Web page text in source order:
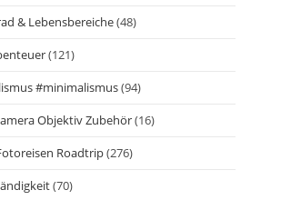
& Lebensbereiche(48)
(121)
#minimalismus(94)
Objektiv Zubehör(16)
Roadtrip(276)
(70)